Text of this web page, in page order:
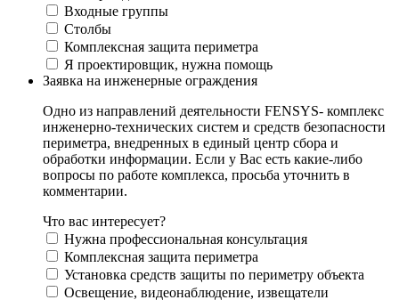
Входные группы
Столбы
Комплексная защита периметра
Я проектировщик, нужна помощь
Заявка на инженерные ограждения
Одно из направлений деятельности FENSYS- комплекс
инженерно-технических систем и средств безопасности
периметра, внедренных в единый центр сбора и
обработки информации. Если у Вас есть какие-либо
вопросы по работе комплекса, просьба уточнить в
комментарии.
Что вас интересует?
Нужна профессиональная консультация
Комплексная защита периметра
Установка средств защиты по периметру объекта
Освещение, видеонаблюдение, извещатели